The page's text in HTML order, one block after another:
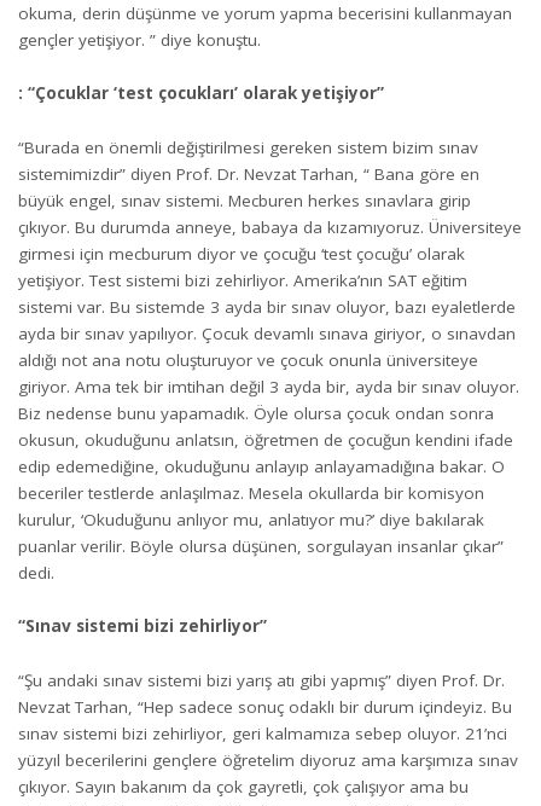
okuma, derin düşünme ve yorum yapma becerisini kullanmayan
gençler yetişiyor. ” diye konuştu.
: “Çocuklar ‘test çocukları’ olarak yetişiyor”
“Burada en önemli değiştirilmesi gereken sistem bizim sınav
sistemimizdir” diyen Prof. Dr. Nevzat Tarhan, “ Bana göre en
büyük engel, sınav sistemi. Mecburen herkes sınavlara girip
çıkıyor. Bu durumda anneye, babaya da kızamıyoruz. Üniversiteye
girmesi için mecburum diyor ve çocuğu ‘test çocuğu’ olarak
yetişiyor. Test sistemi bizi zehirliyor. Amerika’nın SAT eğitim
sistemi var. Bu sistemde 3 ayda bir sınav oluyor, bazı eyaletlerde
ayda bir sınav yapılıyor. Çocuk devamlı sınava giriyor, o sınavdan
aldığı not ana notu oluşturuyor ve çocuk onunla üniversiteye
giriyor. Ama tek bir imtihan değil 3 ayda bir, ayda bir sınav oluyor.
Biz nedense bunu yapamadık. Öyle olursa çocuk ondan sonra
okusun, okuduğunu anlatsın, öğretmen de çocuğun kendini ifade
edip edemediğine, okuduğunu anlayıp anlayamadığına bakar. O
beceriler testlerde anlaşılmaz. Mesela okullarda bir komisyon
kurulur, ‘Okuduğunu anlıyor mu, anlatıyor mu?’ diye bakılarak
puanlar verilir. Böyle olursa düşünen, sorgulayan insanlar çıkar”
dedi.
“Sınav sistemi bizi zehirliyor”
“Şu andaki sınav sistemi bizi yarış atı gibi yapmış” diyen Prof. Dr.
Nevzat Tarhan, “Hep sadece sonuç odaklı bir durum içindeyiz. Bu
sınav sistemi bizi zehirliyor, geri kalmamıza sebep oluyor. 21’nci
yüzyıl becerilerini gençlere öğretelim diyoruz ama karşımıza sınav
çıkıyor. Sayın bakanım da çok gayretli, çok çalışıyor ama bu